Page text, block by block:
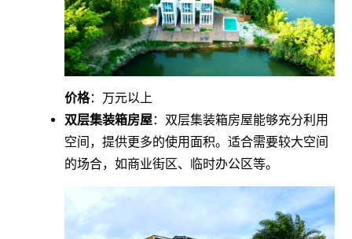
价格：万元以上
双层集装箱房屋：双层集装箱房屋能够充分利用
空间，提供更多的使用面积。适合需要较大空间
的场合，如商业街区、临时办公区等。